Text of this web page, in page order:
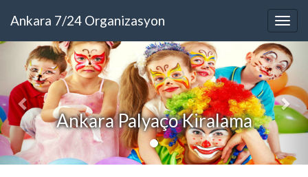
Ankara 7/24 Organizasyon
Ankara Palyaço Kiralama